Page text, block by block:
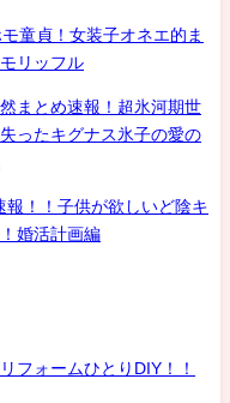
貞！女装子オネエ的ま
リッフル
まとめ速報！超氷河期世
ったキグナス氷子の愛の
報！！子供が欲しいど陰キ
婚活計画編
フォームひとりDIY！！